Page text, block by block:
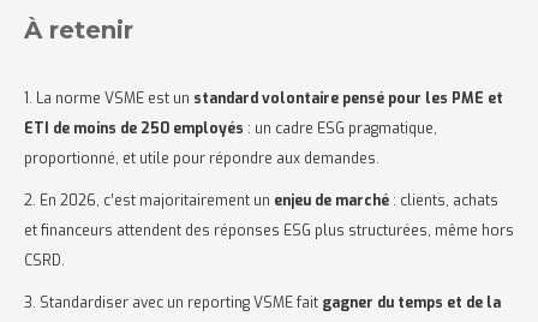
À retenir
1. La norme VSME est un standard volontaire pensé pour les PME et
ETI de moins de 250 employés : un cadre ESG pragmatique,
proportionné, et utile pour répondre aux demandes.
2. En 2026, c’est majoritairement un enjeu de marché : clients, achats
et financeurs attendent des réponses ESG plus structurées, même hors
CSRD.
3. Standardiser avec un reporting VSME fait gagner du temps et de la